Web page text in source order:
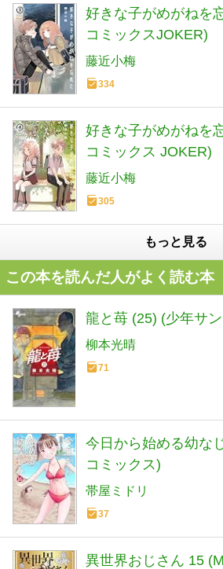
好きな子がめがねを
コミックスJOKER)
藤近小梅
334
好きな子がめがねを
コミックス JOKER)
藤近小梅
305
もっと見る
この本を読んだ人がよく読む本
龍と苺 (25) (少年サ
柳本光晴
71
今日から始める幼
コミックス)
帯屋ミドリ
37
異世界おじさん 15